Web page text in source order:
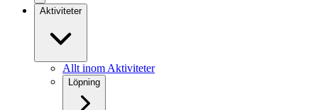
Aktiviteter
Allt inom Aktiviteter
Löpning